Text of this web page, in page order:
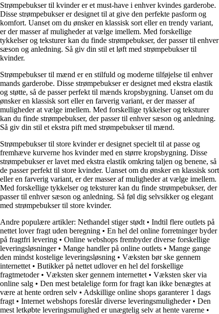
Strømpebukser til kvinder er et must-have i enhver kvindes garderobe.
Disse strømpebukser er designet til at give den perfekte pasform og
komfort. Uanset om du ønsker en klassisk sort eller en trendy variant,
er der masser af muligheder at vælge imellem. Med forskellige
tykkelser og teksturer kan du finde strømpebukser, der passer til enhver
sæson og anledning. Så giv din stil et løft med strømpebukser til
kvinder.
Strømpebukser til mænd er en stilfuld og moderne tilføjelse til enhver
mands garderobe. Disse strømpebukser er designet med ekstra elastik
og støtte, så de passer perfekt til mænds kropsbygning. Uanset om du
ønsker en klassisk sort eller en farverig variant, er der masser af
muligheder at vælge imellem. Med forskellige tykkelser og teksturer
kan du finde strømpebukser, der passer til enhver sæson og anledning.
Så giv din stil et ekstra pift med strømpebukser til mænd.
Strømpebukser til store kvinder er designet specielt til at passe og
fremhæve kurverne hos kvinder med en større kropsbygning. Disse
strømpebukser er lavet med ekstra elastik omkring taljen og benene, så
de passer perfekt til store kvinder. Uanset om du ønsker en klassisk sort
eller en farverig variant, er der masser af muligheder at vælge imellem.
Med forskellige tykkelser og teksturer kan du finde strømpebukser, der
passer til enhver sæson og anledning. Så føl dig selvsikker og elegant
med strømpebukser til store kvinder.
Andre populære artikler: Nethandel stiger stødt • Indtil flere outlets på
nettet lover fragt uden beregning • En hel del online forretninger byder
på fragtfri levering • Online webshops frembyder diverse forskellige
leveringsløsninger• Mange handler på online outlets • Mange gange
den mindst kostelige leveringsløsning • Væksten bør ske gennem
internettet • Butikker på nettet udlover en hel del forskellige
fragtmetoder• Væksten sker gennem internettet • Væksten sker via
online salg • Den mest betalelige form for fragt kan ikke benægtes at
være at hente ordren selv • Adskillige online shops garanterer 1 dags
fragt • Internet webshops foreslår diverse leveringsmuligheder• Den
mest letkøbte leveringsmulighed er unægtelig selv at hente varerne •